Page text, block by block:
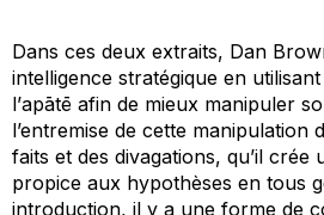
Dans ces deux extraits, Dan
intelligence stratégique en
l’apātē afin de mieux manipuler
l’entremise de cette manipulation
faits et des divagations, qu’il crée
propice aux hypothèses en tous
introduction, il y a une forme de